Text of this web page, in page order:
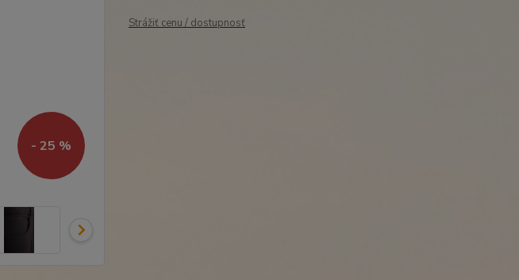
- 25 %
Strážiť cenu / dostupnosť